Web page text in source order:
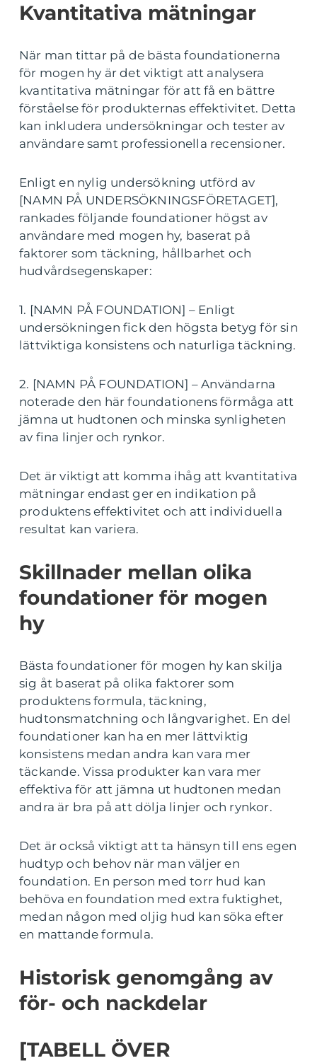
Kvantitativa mätningar
När man tittar på de bästa foundationerna
för mogen hy är det viktigt att analysera
kvantitativa mätningar för att få en bättre
förståelse för produkternas effektivitet. Detta
kan inkludera undersökningar och tester av
användare samt professionella recensioner.
Enligt en nylig undersökning utförd av
[NAMN PÅ UNDERSÖKNINGSFÖRETAGET],
rankades följande foundationer högst av
användare med mogen hy, baserat på
faktorer som täckning, hållbarhet och
hudvårdsegenskaper:
1. [NAMN PÅ FOUNDATION] – Enligt
undersökningen fick den högsta betyg för sin
lättviktiga konsistens och naturliga täckning.
2. [NAMN PÅ FOUNDATION] – Användarna
noterade den här foundationens förmåga att
jämna ut hudtonen och minska synligheten
av fina linjer och rynkor.
Det är viktigt att komma ihåg att kvantitativa
mätningar endast ger en indikation på
produktens effektivitet och att individuella
resultat kan variera.
Skillnader mellan olika
foundationer för mogen
hy
Bästa foundationer för mogen hy kan skilja
sig åt baserat på olika faktorer som
produktens formula, täckning,
hudtonsmatchning och långvarighet. En del
foundationer kan ha en mer lättviktig
konsistens medan andra kan vara mer
täckande. Vissa produkter kan vara mer
effektiva för att jämna ut hudtonen medan
andra är bra på att dölja linjer och rynkor.
Det är också viktigt att ta hänsyn till ens egen
hudtyp och behov när man väljer en
foundation. En person med torr hud kan
behöva en foundation med extra fuktighet,
medan någon med oljig hud kan söka efter
en mattande formula.
Historisk genomgång av
för- och nackdelar
[TABELL ÖVER